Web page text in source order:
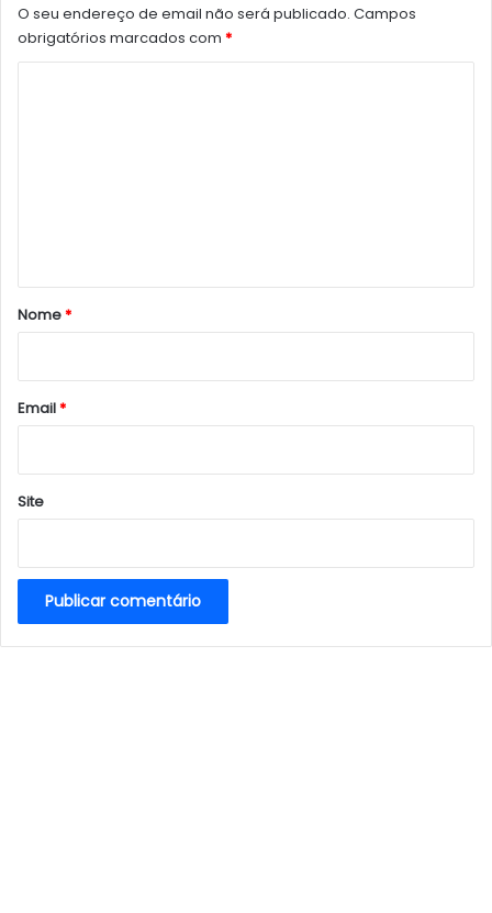
O seu endereço de email não será publicado. Campos
obrigatórios marcados com *
r
*
Nome*
Email*
Site